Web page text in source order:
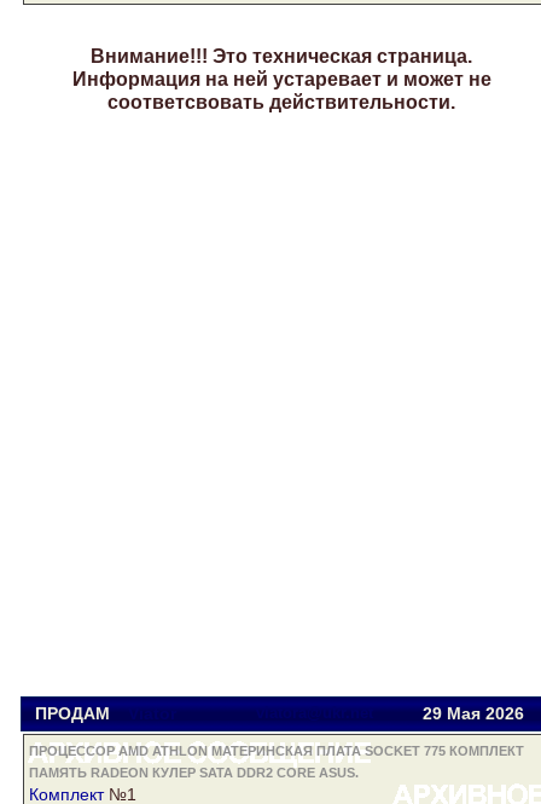
Внимание!!! Это техническая страница.
Информация на ней устаревает и может не
соответсвовать действительности.
ПРОДАМ Viator viatora@ukr.net 29 Мая 2026
ПРОЦЕССОР AMD ATHLON МАТЕРИНСКАЯ ПЛАТА SOCKET 775 КОМПЛЕКТ
ПАМЯТЬ RADEON КУЛЕР SATA DDR2 CORE ASUS.
Комплект№1